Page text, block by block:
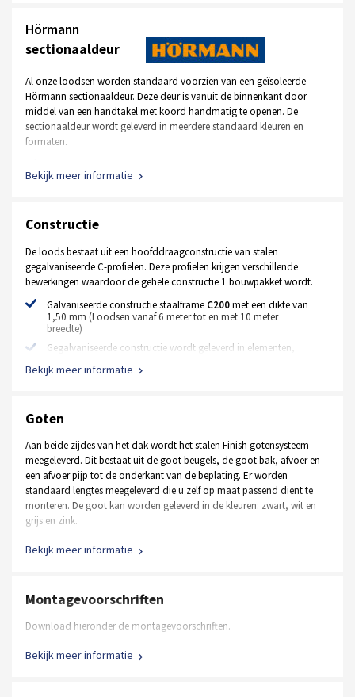
Hörmann
sectionaaldeur
Al onze loodsen worden standaard voorzien van een geïsoleerde
Hörmann sectionaaldeur. Deze deur is vanuit de binnenkant door
middel van een handtakel met koord handmatig te openen. De
sectionaaldeur wordt geleverd in meerdere standaard kleuren en
formaten.
Afmeting is 2500 mm x 2500 mm
Uitgevoerd met normaal beslag, inbouwhoogte +- 400 mm
Geïsoleerde stalen MZ loopdeur
Standaard kleur RAL 9002 wit, RAL 7016 antraciet
Afmeting 1000 mm x 2125 mm
Extra opties
Elektrische motor met bedieningspaneel en afstandsbediening
Stalen loopdeur in andere afmetingen en RAL kleuren
Raamkozijnen, vastglas en draaikiep
Ontvang een op maat gemaakte offerte
Bekijk meer informatie
Constructie
De loods bestaat uit een hoofddraagconstructie van stalen
gegalvaniseerde C-profielen. Deze profielen krijgen verschillende
bewerkingen waardoor de gehele constructie 1 bouwpakket wordt.
Galvaniseerde constructie staalframe C200met een dikte van
1,50 mm (Loodsen vanaf 6 meter tot en met 10 meter
breedte)
Gegalvaniseerde constructie wordt geleverd in elementen,
Constructie koppelplaten
ringen, schroeven, betonschroeven e.d.)
Bekijk meer informatie
Goten
Aan beide zijdes van het dak wordt het stalen Finish gotensysteem
meegeleverd. Dit bestaat uit de goot beugels, de goot bak, afvoer en
een afvoer pijp tot de onderkant van de beplating. Er worden
standaard lengtes meegeleverd die u zelf op maat passend dient te
monteren. De goot kan worden geleverd in de kleuren: zwart, wit en
grijs en zink.
Bekijk meer informatie
Montagevoorschriften
Download hieronder de montagevoorschriften.
Bekijk meer informatie